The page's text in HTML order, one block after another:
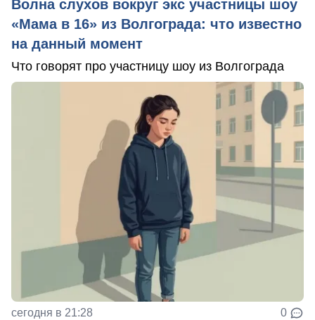
Волна слухов вокруг экс участницы шоу
«Мама в 16» из Волгограда: что известно
на данный момент
Что говорят про участницу шоу из Волгограда
сегодня в 21:28 0